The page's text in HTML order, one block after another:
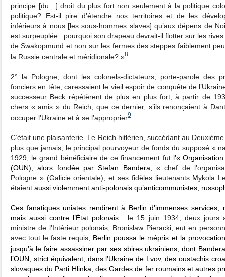
principe [du…] droit du plus fort non seulement à la politique
politique? Est-il pire d’étendre nos territoires et de les
inférieurs à nous [les sous-hommes slaves] qu’aux dépens de
est surpeuplée : pourquoi son drapeau devrait-il flotter sur les
de Swakopmund et non sur les fermes des steppes faiblement
la Russie centrale et méridionale? »8
2° la Pologne, dont les colonels-dictateurs, porte-parole des
fonciers en tête, caressaient le vieil espoir de conquête de
successeur Beck répétèrent de plus en plus fort, à partir de
chers « amis » du Reich, que ce dernier, s’ils renonçaient à
occuper l’Ukraine et à se l’approprier9
C’était une plaisanterie. Le Reich hitlérien, succédant au
plus que jamais, le principal pourvoyeur de fonds du supposé «
1929, le grand bénéficiaire de ce financement fut l’«
(OUN), alors fondée par Stefan Bandera, « chef de
Pologne » (Galicie orientale), et ses fidèles lieutenantsMykola
étaient aussi violemment anti-polonais qu’anticommunistes,
Ces fanatiques uniates rendirent à Berlin d’immenses
mais aussi contre l’État polonais : le 15 juin 1934, deux jours
ministre de l’Intérieur polonais, Bronisław Pieracki, eut en
avec tout le faste requis,
Berlin poussa le mépris et la
jusqu’à le faire assassiner par ses sbires ukrainiens, dont
l’OUN, strict équivalent, dans l’Ukraine de Lvov, des oustachis
slovaques du Parti Hlinka, des Gardes de fer roumains et autres